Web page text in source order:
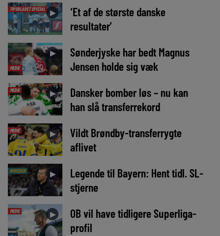
TIPSBLADET SPECIAL ►
‘Et af de største danske
resultater’
MEDIE
►
Sønderjyske har bedt Magnus
Jensen holde sig væk
MEDIE ►
Dansker bomber løs – nu kan
han slå transferrekord
MEDIE ►
Vildt Brøndby-transferrygte
aflivet
NYHEDER ►
Legende til Bayern: Hent tidl. SL-
stjerne
MEDIE ►
OB vil have tidligere Superliga-
profil